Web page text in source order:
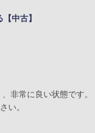
中古】
非常に良い状態です。
い。